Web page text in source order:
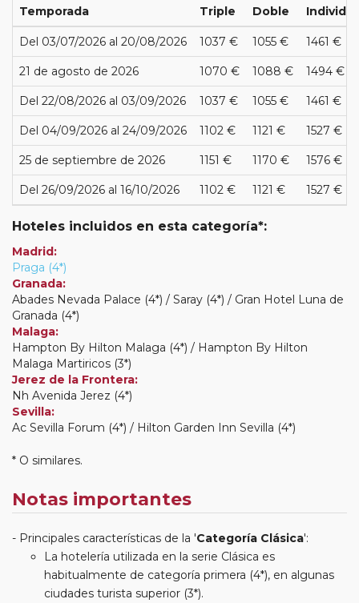
Temporada Triple Doble
Del 03/07/2026 al 20/08/2026 1037 € 1055 € 1461 €
21 de agosto de 2026 1070 € 1088 € 1494 €
Del 22/08/2026 al 03/09/2026 1037 € 1055 € 1461 €
Del 04/09/2026 al 24/09/2026 1102 € 1121 € 1527 €
25 de septiembre de 2026 1151 € 1170 € 1576 €
Del 26/09/2026 al 16/10/2026 1102 € 1121 € 1527 €
Hoteles incluidos en esta categoría*:
Madrid:
Praga (4*)
Granada:
Abades Nevada Palace (4*) / Saray (4*) / Gran Hotel Luna de
Granada (4*)
Malaga:
Hampton By Hilton Malaga (4*) / Hampton By Hilton
Malaga Martiricos (3*)
Jerez de la Frontera:
Nh Avenida Jerez (4*)
Sevilla:
Ac Sevilla Forum (4*) / Hilton Garden Inn Sevilla (4*)
* O similares.
Notas importantes
Principales características de la 'Categoría Clásica':
La hotelería utilizada en la serie Clásica es
habitualmente de categoría primera (4*), en algunas
ciudades turista superior (3*).